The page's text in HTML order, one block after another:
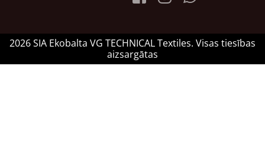
2026 SIA Ekobalta VG TECHNICAL Textiles. Visas tiesības
aizsargātas